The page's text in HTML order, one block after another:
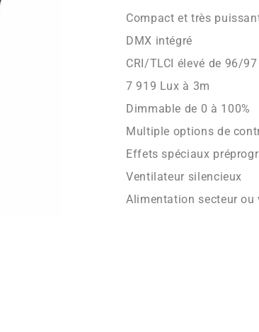
Compact et très
DMX intégré
CRI/TLCI élevé de 96/97
7 919 Lux à 3m
Dimmable de 0 à 100%
Multiple options de
Effets spéciaux
Ventilateur silencieux
Alimentation secteur ou